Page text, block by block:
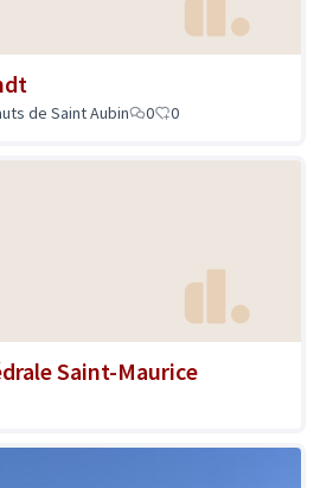
de Saint Aubin 0 0
Saint-Maurice